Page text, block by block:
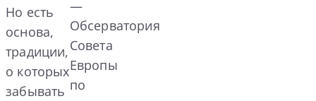
Но есть
основа,
традиции,
о которых
забывать
—
Обсерватория
Совета
Европы
по